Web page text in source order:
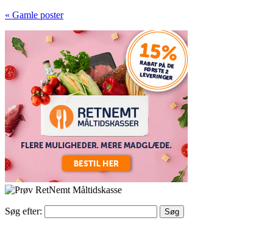
« Gamle poster
Søg efter: